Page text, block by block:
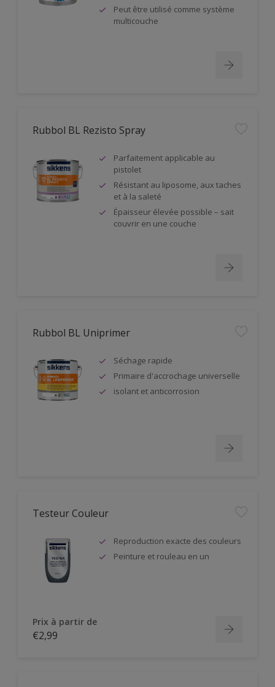
Peut être utilisé comme système
multicouche
Rubbol BL Rezisto Spray
Parfaitement applicable au
pistolet
Résistant au liposome, aux taches
et à la saleté
Épaisseur élevée possible – sait
couvrir en une couche
Rubbol BL Uniprimer
Séchage rapide
Primaire d'accrochage universelle
isolant et anticorrosion
Testeur Couleur
Reproduction exacte des couleurs
Peinture et rouleau en un
Prix à partir de
€2,99